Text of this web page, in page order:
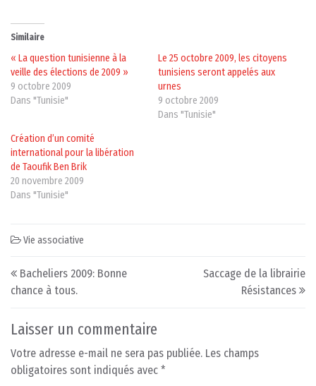
Similaire
« La question tunisienne à la
veille des élections de 2009 »
9 octobre 2009
Dans "Tunisie"
Le 25 octobre 2009, les citoyens
tunisiens seront appelés aux
urnes
9 octobre 2009
Dans "Tunisie"
Création d’un comité
international pour la libération
de Taoufik Ben Brik
20 novembre 2009
Dans "Tunisie"
Vie associative
Post navigation
Bacheliers 2009: Bonne
chance à tous.
Saccage de la librairie
Résistances
Laisser un commentaire
Votre adresse e-mail ne sera pas publiée. Les champs
obligatoires sont indiqués avec *